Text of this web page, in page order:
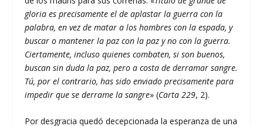
gloria es precisamente el de aplastar la guerra con la
palabra, en vez de matar a los hombres con la espada, y
buscar o mantener la paz con la paz y no con la guerra.
Ciertamente, incluso quienes combaten, si son buenos,
buscan sin duda la paz, pero a costa de derramar sangre.
Tú, por el contrario, has sido enviado precisamente para
impedir que se derrame la sangre» (Carta 229, 2).
Por desgracia quedó decepcionada la esperanza de una